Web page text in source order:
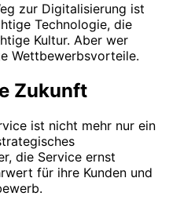
zur Digitalisierung ist
Technologie, die
Kultur. Aber wer
Wettbewerbsvorteile.
Zukunft
ist nicht mehr nur ein
die Service ernst
für ihre Kunden und